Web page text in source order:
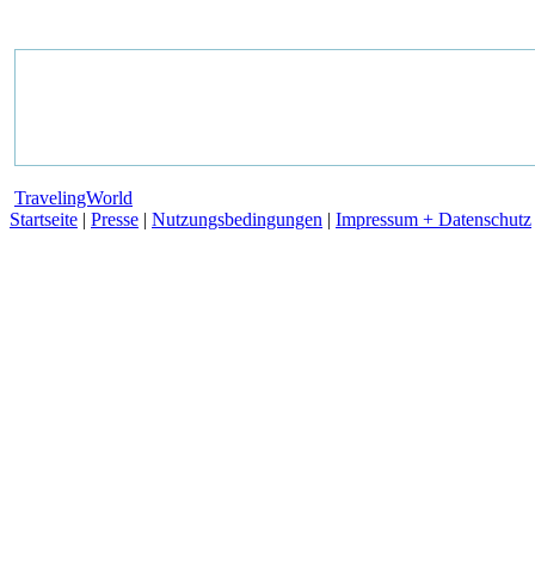
TravelingWorld
Startseite | Presse | Nutzungsbedingungen | Impressum + Datenschutz